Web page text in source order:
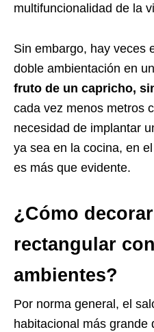
multifuncionalidad de la
Sin embargo, hay veces
doble ambientación en
fruto de un capricho,
cada vez menos metros
necesidad de implantar
ya sea en la cocina, en
es más que evidente.
¿Cómo
rectangular
ambientes?
Por norma general, el
habitacional más grande